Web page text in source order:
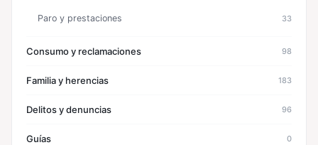
Paro y prestaciones 33
Consumo y reclamaciones 98
Familia y herencias 183
Delitos y denuncias 96
Guías 0